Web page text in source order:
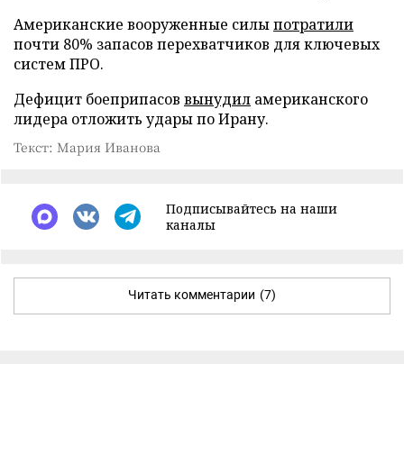
Американские вооруженные силыпотратили
почти 80% запасов перехватчиков для ключевых
систем ПРО.
Дефицит боеприпасов вынудил американского
лидера отложить удары по Ирану.
Текст: Мария Иванова
Подписывайтесь на наши
каналы
Читать комментарии (7)